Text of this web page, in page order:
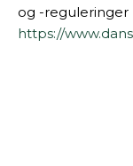
og -reguleringer
https://